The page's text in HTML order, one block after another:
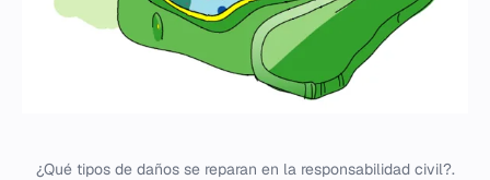
¿Qué tipos de daños se reparan en la responsabilidad civil?.